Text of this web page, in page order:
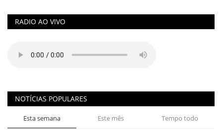
RADIO AO VIVO
NOTÍCIAS POPULARES
Esta semana Este mês Tempo todo